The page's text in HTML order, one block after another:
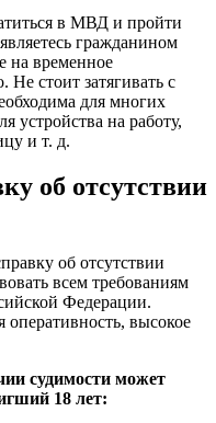
в МВД и пройти
гражданином
на временное
стоит затягивать с
для многих
устройства на работу,
и т. д.
об отсутствии
об отсутствии
всем требованиям
Федерации.
высокое
судимости может
18 лет: